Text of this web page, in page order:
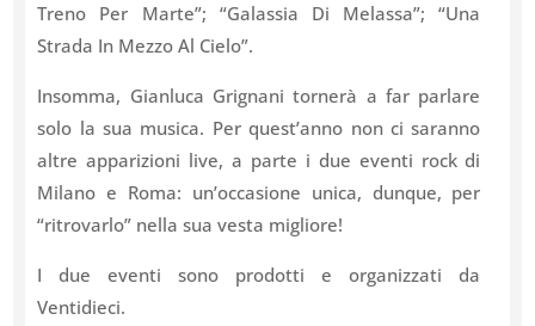
Treno Per Marte”; “Galassia Di Melassa”; “Una
Strada In Mezzo Al Cielo”.
Insomma, Gianluca Grignani tornerà a far parlare
solo la sua musica. Per quest’anno non ci saranno
altre apparizioni live, a parte i due eventi rock di
Milano e Roma: un’occasione unica, dunque, per
“ritrovarlo” nella sua vesta migliore!
I due eventi sono prodotti e organizzati da
Ventidieci.